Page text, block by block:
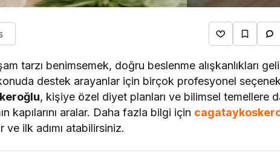
tarzı benimsemek, doğru beslenme alışkanlıkları
destek arayanlar için birçok profesyonel
, kişiye özel diyet planları ve bilimsel temellere
kapılarını aralar. Daha fazla bilgi için
ve ilk adımı atabilirsiniz.